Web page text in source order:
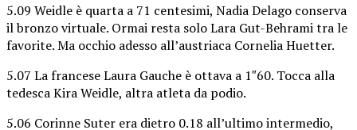
5.09 Weidle è quarta a 71 centesimi, Nadia Delago conserva
il bronzo virtuale. Ormai resta solo Lara Gut-Behrami tra le
favorite. Ma occhio adesso all’austriaca Cornelia Huetter.
5.07 La francese Laura Gauche è ottava a 1″60. Tocca alla
tedesca Kira Weidle, altra atleta da podio.
5.06 Corinne Suter era dietro 0.18 all’ultimo intermedio,